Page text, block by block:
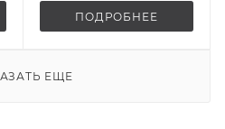
ПОДРОБНЕЕ
ЕЩЕ